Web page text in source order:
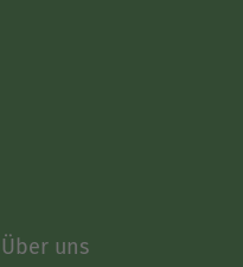
Über uns